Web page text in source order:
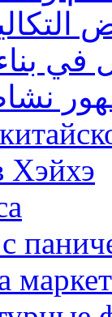
Хэйхэ